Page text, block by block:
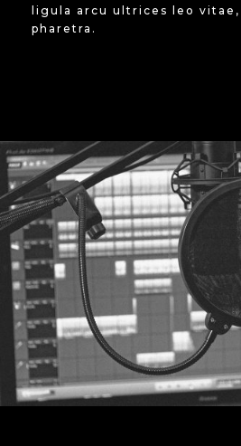
ligula arcu ultrices leo vitae,
pharetra.